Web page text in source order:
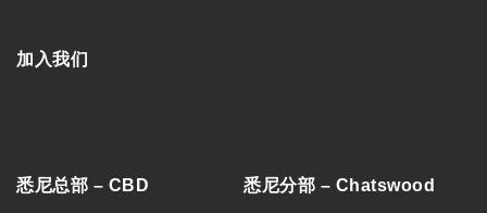
加入我们
悉尼总部 – CBD 悉尼分部 – Chatswood